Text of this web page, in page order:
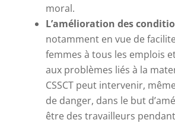
moral.
L’amélioration des
notamment en vue de
femmes à tous les emplois
aux problèmes liés à la
CSSCT peut intervenir,
de danger, dans le but
être des travailleurs